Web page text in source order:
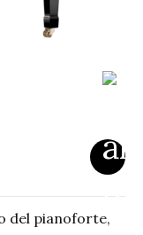
del pianoforte,